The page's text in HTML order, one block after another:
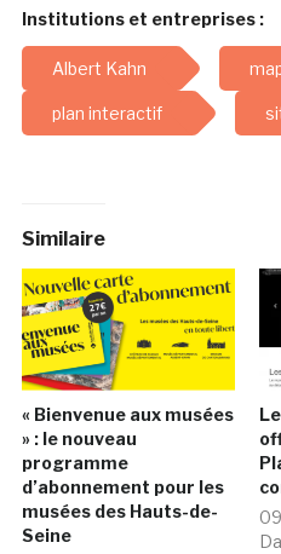
Institutions et entreprises :
Albert Kahn
plan interactif
Similaire
« Bienvenue aux musées
» : le nouveau
programme
d’abonnement pour les
musées des Hauts-de-
Seine